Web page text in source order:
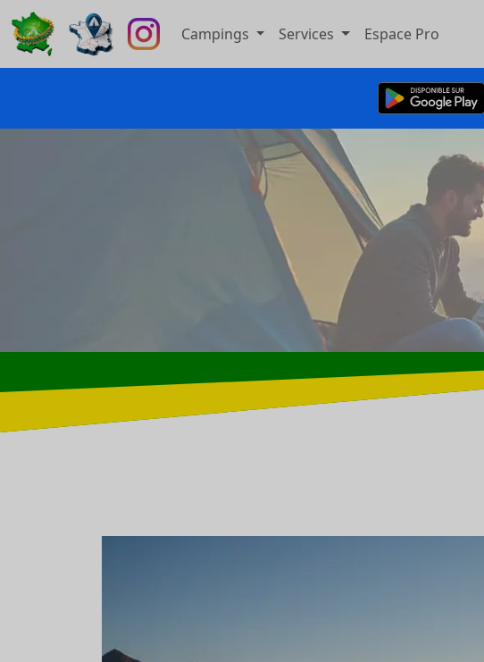
Campings Services Espace Pro